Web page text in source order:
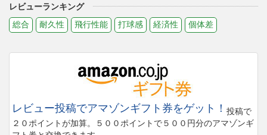
レビューランキング
総合
耐久性 飛行性能 打球感 経済性 個体差
レビュー投稿でアマゾンギフト券をゲット！ 投稿で
２０ポイントが加算。５００ポイントで５００円分のアマゾンギ